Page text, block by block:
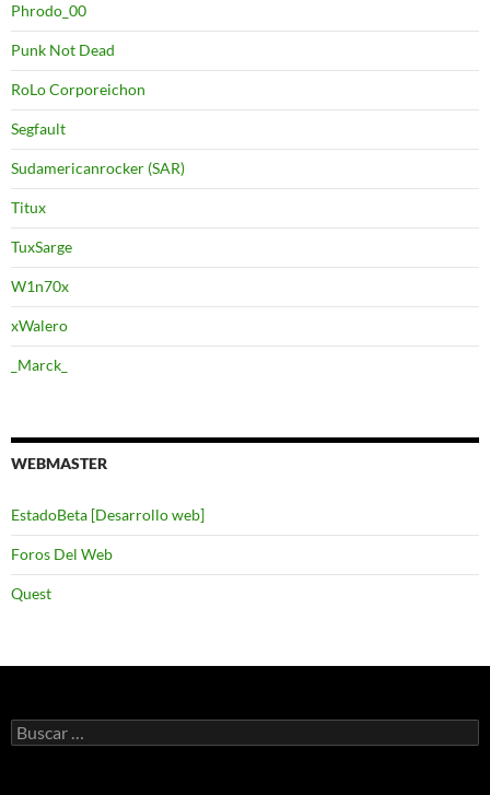
Phrodo_00
Punk Not Dead
RoLo Corporeichon
Segfault
Sudamericanrocker (SAR)
Titux
TuxSarge
W1n70x
xWalero
_Marck_
WEBMASTER
EstadoBeta [Desarrollo web]
Foros Del Web
Quest
Buscar: